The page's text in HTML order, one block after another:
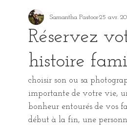
Réservez
histoire
Samantha Pastoor25 avr.
choisir son ou sa
importante de votre vie,
bonheur entourés de vos
début à la fin, une